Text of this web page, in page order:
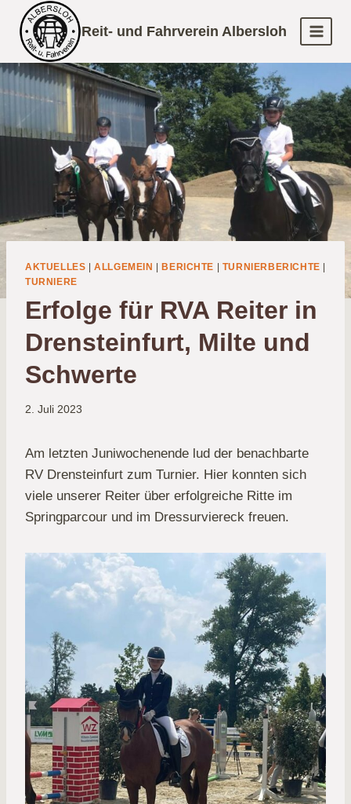
Inhalt
springen
Reit- und Fahrverein Albersloh
AKTUELLES |ALLGEMEIN BERICHTE TURNIERBERICHTE
TURNIERE
Erfolge für RVA Reiter in
Drensteinfurt, Milte und
Schwerte
2. Juli 2023
Am letzten Juniwochenende lud der benachbarte
RV Drensteinfurt zum Turnier. Hier konnten sich
viele unserer Reiter über erfolgreiche Ritte im
Springparcour und im Dressurviereck freuen.